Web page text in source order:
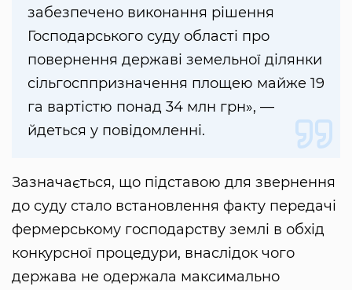
забезпечено виконання рішення
Господарського суду області про
повернення державі земельної ділянки
сільгосппризначення площею майже 19
га вартістю понад 34 млн грн», —
йдеться у повідомленні.
Зазначається, що підставою для звернення
до суду стало встановлення факту передачі
фермерському господарству землі в обхід
конкурсної процедури, внаслідок чого
держава не одержала максимально